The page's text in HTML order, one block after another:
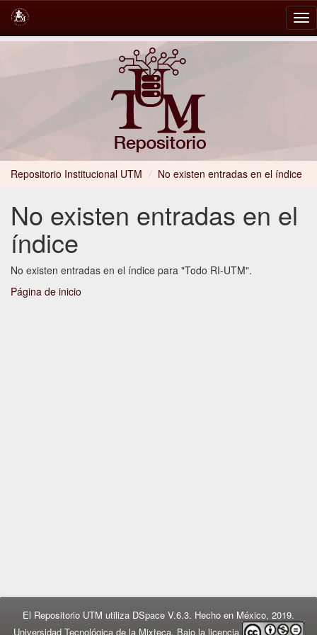
Repositorio Institucional UTM / No existen entradas en el índice
No existen entradas en el
índice
No existen entradas en el índice para "Todo RI-UTM".
Página de inicio
El Repositorio UTM utiliza DSpace V.6.3. Hecho en México, 2019.
Universidad Tecnológica de la Mixteca. Bajo la licencia